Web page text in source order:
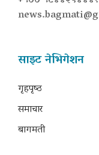
साइट नेभिगेशन
गृहपृष्‍ठ
समाचार
बागमती